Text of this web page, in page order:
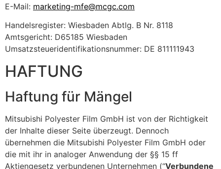
E-Mail: marketing-mfe@mcgc.com
Handelsregister: Wiesbaden Abtlg. B Nr. 8118
Amtsgericht: D65185 Wiesbaden
Umsatzsteueridentifikationsnummer: DE 811111943
HAFTUNG
Haftung für Mängel
Mitsubishi Polyester Film GmbH ist von der Richtigkeit
der Inhalte dieser Seite überzeugt. Dennoch
übernehmen die Mitsubishi Polyester Film GmbH oder
die mit ihr in analoger Anwendung der §§ 15 ff
Aktiengesetz verbundenen Unternehmen (“Verbundene